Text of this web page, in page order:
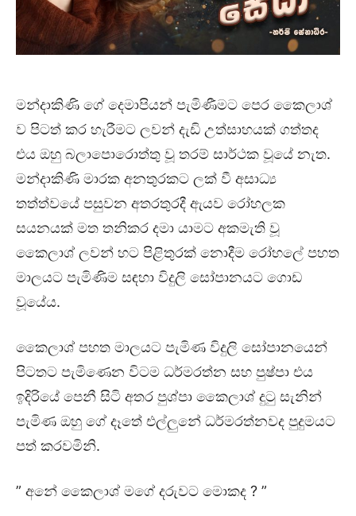
මන්දාකිණි ගේ දෙමාපියන් පැමිණීමට පෙර කෛලාශ්
ව පිටත් කර හැරීමට ලවන් දැඩි උත්සාහයක් ගත්තද
එය ඔහු බලාපොරොත්තු වූ තරම් සාර්ථක වූයේ නැත.
මන්දාකිණි මාරක අනතුරකට ලක් වී අසාධ්‍ය
තත්ත්වයේ පසුවන අතරතුරදී ඇයව රෝහලක
සයනයක් මත තනිකර දමා යාමට අකමැති වූ
කෛලාශ් ලවන් හට පිළිතුරක් නොදීම රෝහලේ පහත
මාලයට පැමිණිම සඳහා විදුලි සෝපානයට ගොඩ
වූයේය.
කෛලාශ් පහත මාලයට පැමිණ විදුලි සෝපානයෙන්
පිටතට පැමිණෙන විටම ධර්මරත්න සහ පුෂ්පා එය
ඉදිරියේ පෙනී සිටි අතර පුශ්පා කෛලාශ් දුටු සැනින්
පැමිණ ඔහු ගේ දෑතේ එල්ලුනේ ධර්මරත්නවද පුදුමයට
පත් කරවමිනි.
” අනේ කෛලාශ් මගේ දරුවට මොකද ? ”